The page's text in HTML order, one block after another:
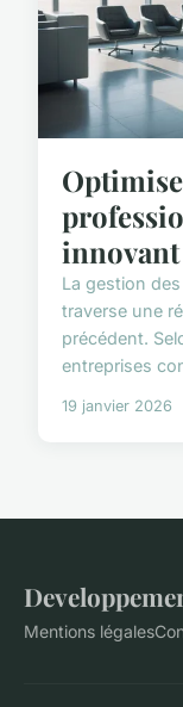
innovant
La gestion
traverse une
précédent.
entreprises
19 janvier 2026
Mentions légales